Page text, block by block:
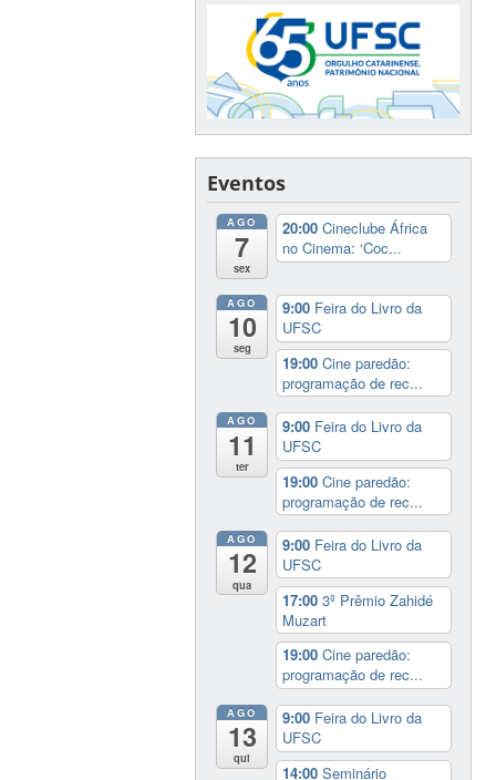
Eventos
AGO
7
sex
20:00Cineclube África
no Cinema: ‘Coc...
AGO
10
seg
9:00 Feira do Livro da
UFSC
19:00Cine paredão:
programação de rec...
AGO
11
ter
9:00 Feira do Livro da
UFSC
19:00Cine paredão:
programação de rec...
AGO
12
qua
9:00 Feira do Livro da
UFSC
17:003º Prêmio Zahidé
Muzart
19:00Cine paredão:
programação de rec...
AGO
13
qui
9:00 Feira do Livro da
UFSC
14:00Seminário